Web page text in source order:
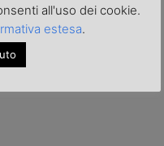
all'uso dei cookie.
estesa.